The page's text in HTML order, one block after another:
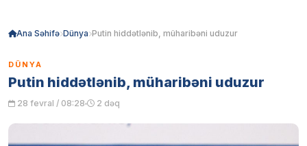
Ana Səhifə Dünya Putin hiddətlənib, müharibəni uduzur
DÜNYA
Putin hiddətlənib, müharibəni uduzur
28 fevral / 08:28 2 dəq